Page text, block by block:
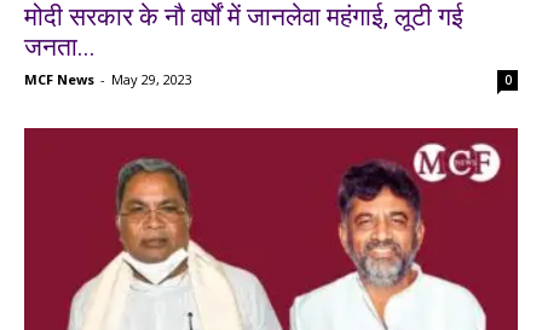
मोदी सरकार के नौ वर्षों में जानलेवा महंगाई, लूटी गई
जनता...
MCF News - May 29, 2023 0